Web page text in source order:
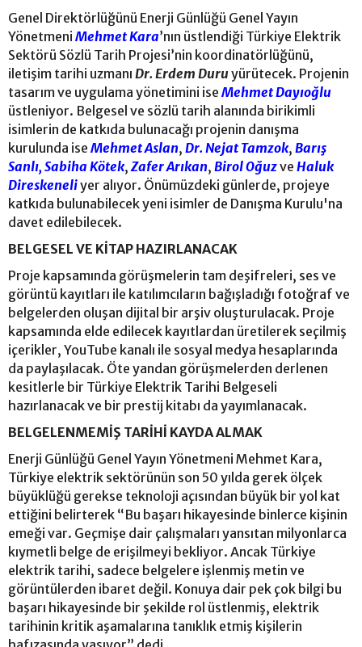
Genel Direktörlüğünü Enerji Günlüğü Genel Yayın
Yönetmeni Mehmet Kara’nın üstlendiği Türkiye Elektrik
Sektörü Sözlü Tarih Projesi’nin koordinatörlüğünü,
iletişim tarihi uzmanı Dr. Erdem Duruyürütecek. Projenin
tasarım ve uygulama yönetimini ise Mehmet Dayıoğlu
üstleniyor. Belgesel ve sözlü tarih alanında birikimli
isimlerin de katkıda bulunacağı projenin danışma
kurulunda ise Mehmet Aslan, Dr. Nejat Tamzok, Barış
Sanlı, Sabiha Kötek, Zafer Arıkan, Birol Oğuzve Haluk
Direskeneliyer alıyor. Önümüzdeki günlerde, projeye
katkıda bulunabilecek yeni isimler de Danışma Kurulu'na
davet edilebilecek.
BELGESEL VE KİTAP HAZIRLANACAK
Proje kapsamında görüşmelerin tam deşifreleri, ses ve
görüntü kayıtları ile katılımcıların bağışladığı fotoğraf ve
belgelerden oluşan dijital bir arşiv oluşturulacak. Proje
kapsamında elde edilecek kayıtlardan üretilerek seçilmiş
içerikler, YouTube kanalı ile sosyal medya hesaplarında
da paylaşılacak. Öte yandan görüşmelerden derlenen
kesitlerle bir Türkiye Elektrik Tarihi Belgeseli
hazırlanacak ve bir prestij kitabı da yayımlanacak.
BELGELENMEMİŞ TARİHİ KAYDA ALMAK
Enerji Günlüğü Genel Yayın Yönetmeni Mehmet Kara,
Türkiye elektrik sektörünün son 50 yılda gerek ölçek
büyüklüğü gerekse teknoloji açısından büyük bir yol kat
ettiğini belirterek “Bu başarı hikayesinde binlerce kişinin
emeği var. Geçmişe dair çalışmaları yansıtan milyonlarca
kıymetli belge de erişilmeyi bekliyor. Ancak Türkiye
elektrik tarihi, sadece belgelere işlenmiş metin ve
görüntülerden ibaret değil. Konuya dair pek çok bilgi bu
başarı hikayesinde bir şekilde rol üstlenmiş, elektrik
tarihinin kritik aşamalarına tanıklık etmiş kişilerin